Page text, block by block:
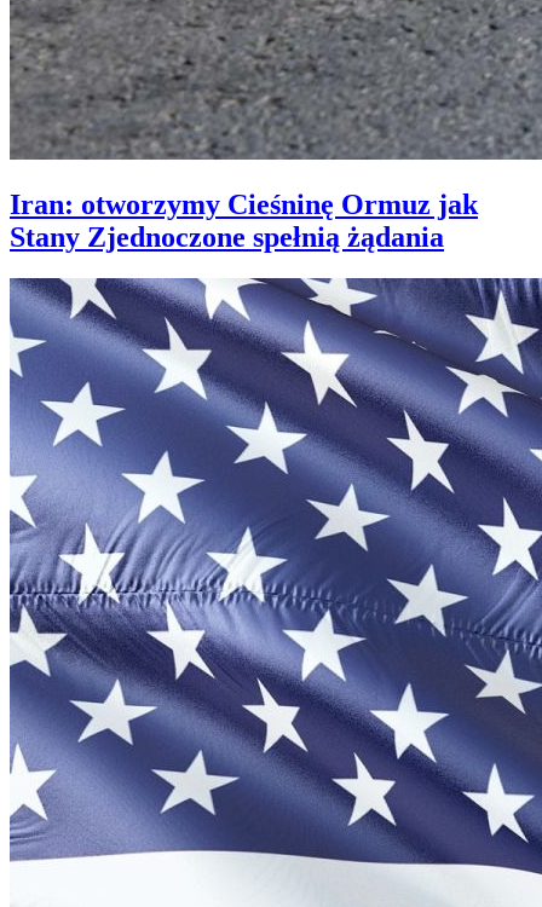
Iran: otworzymy Cieśninę Ormuz jak
Stany Zjednoczone spełnią żądania